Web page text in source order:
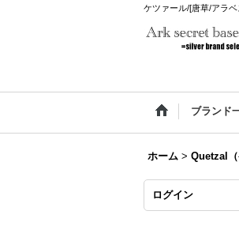
ケツァール/[唐草/アラ
ブランド
ホーム > Quetzal（
ログイン